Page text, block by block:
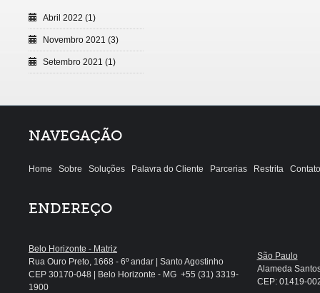
Abril 2022 (1)
Novembro 2021 (3)
Setembro 2021 (1)
NAVEGAÇÃO
Home Sobre Soluções Palavra do Cliente Parcerias Restrita Contato
ENDEREÇO
Belo Horizonte - Matriz
Rua Ouro Preto, 1668 - 6º andar | Santo Agostinho
CEP 30170-048 | Belo Horizonte - MG +55 (31) 3319-
1900
São Paulo
Alameda
CEP: 01419-